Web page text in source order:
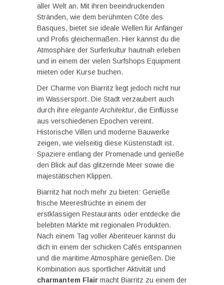
aller Welt an. Mit ihren beeindruckenden
Stränden, wie dem berühmten Côte des
Basques, bietet sie ideale Wellen für Anfänger
und Profis gleichermaßen. Hier kannst du die
Atmosphäre der Surferkultur hautnah erleben
und in einem der vielen Surfshops Equipment
mieten oder Kurse buchen.
Der Charme von Biarritz liegt jedoch nicht nur
im Wassersport. Die Stadt verzaubert auch
durch ihre elegante Architektur, die Einflüsse
aus verschiedenen Epochen vereint.
Historische Villen und moderne Bauwerke
zeigen, wie vielseitig diese Küstenstadt ist.
Spaziere entlang der Promenade und genieße
den Blick auf das glitzernde Meer sowie die
majestätischen Klippen.
Biarritz hat noch mehr zu bieten: Genieße
frische Meeresfrüchte in einem der
erstklassigen Restaurants oder entdecke die
belebten Märkte mit regionalen Produkten.
Nach einem Tag voller Abenteuer kannst du
dich in einem der schicken Cafés entspannen
und die maritime Atmosphäre genießen. Die
Kombination aus sportlicher Aktivität und
charmantem Flair macht Biarritz zu einem der